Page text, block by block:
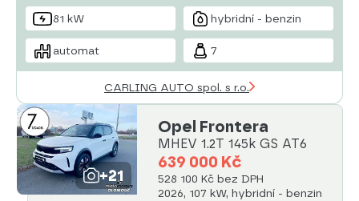
81 kW hybridní - benzin
automat 7
CARLING AUTO spol. s r.o.
+21
Opel Frontera
MHEV 1.2T 145k GS AT6
639 000 Kč
528 100 Kč bez DPH
2026, 107 kW, hybridní - benzin